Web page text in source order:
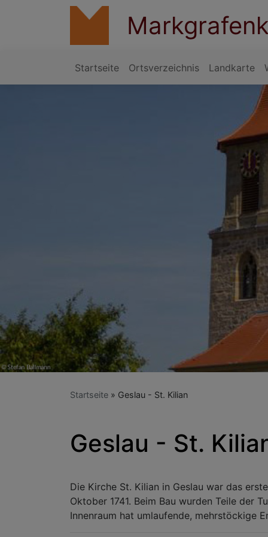
Hauptnavigation
Startseite Ortsverzeichnis Landkarte
Startseite Geslau - St. Kilian
Geslau - St.
Die Kirche St. Kilian in Geslau war das
Oktober 1741. Beim Bau wurden Teile der
Innenraum hat umlaufende, mehrstöckige